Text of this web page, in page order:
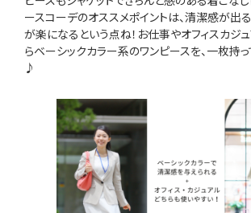
ースコーデのオススメポイントは、清潔感が出
が楽になるという点ね！お仕事やオフィスカジ
らベーシックカラー系のワンピースを、一枚持
♪